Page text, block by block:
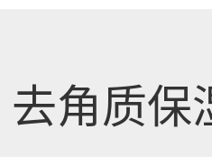
去角质保